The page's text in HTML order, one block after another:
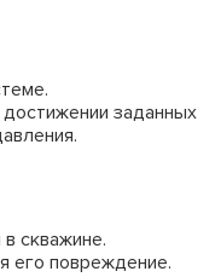
заданных
скважине.
его повреждение.